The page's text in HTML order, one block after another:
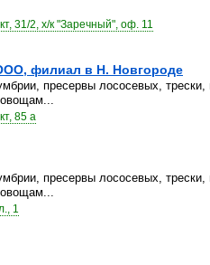
31/2, х/к "Заречный", оф. 11
филиал в Н. Новгороде
пресервы лососевых,
овощам...
85 а
пресервы лососевых,
овощам...
1